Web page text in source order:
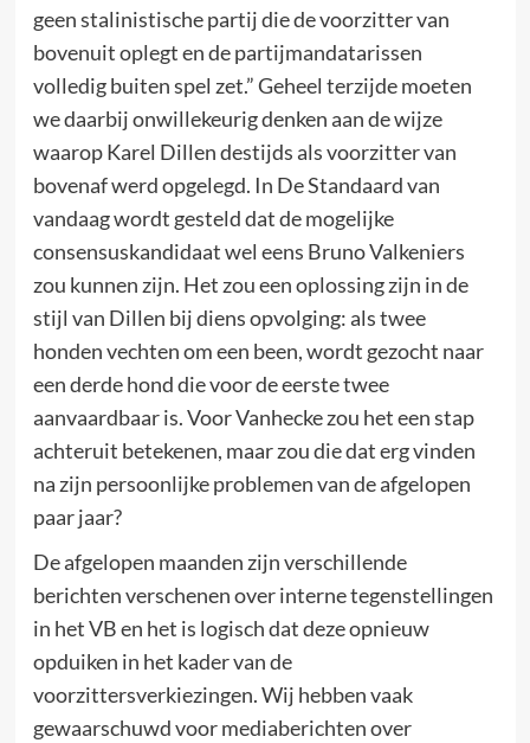
geen stalinistische partij die de voorzitter van
bovenuit oplegt en de partijmandatarissen
volledig buiten spel zet.” Geheel terzijde moeten
we daarbij onwillekeurig denken aan de wijze
waarop Karel Dillen destijds als voorzitter van
bovenaf werd opgelegd. In De Standaard van
vandaag wordt gesteld dat de mogelijke
consensuskandidaat wel eens Bruno Valkeniers
zou kunnen zijn. Het zou een oplossing zijn in de
stijl van Dillen bij diens opvolging: als twee
honden vechten om een been, wordt gezocht naar
een derde hond die voor de eerste twee
aanvaardbaar is. Voor Vanhecke zou het een stap
achteruit betekenen, maar zou die dat erg vinden
na zijn persoonlijke problemen van de afgelopen
paar jaar?
De afgelopen maanden zijn verschillende
berichten verschenen over interne tegenstellingen
in het VB en het is logisch dat deze opnieuw
opduiken in het kader van de
voorzittersverkiezingen. Wij hebben vaak
gewaarschuwd voor mediaberichten over